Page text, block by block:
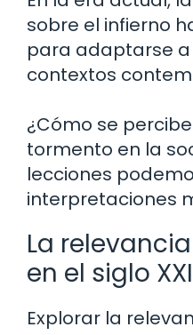
sobre el infierno
para adaptarse a
contextos
¿Cómo se
tormento en la
lecciones
interpretaciones
La
en el siglo XXI
Explorar la